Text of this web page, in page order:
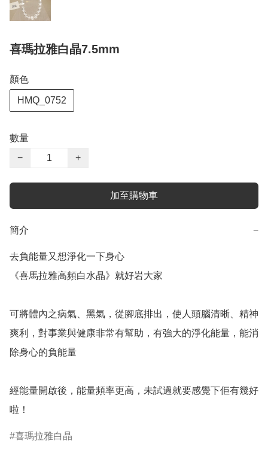
喜瑪拉雅白晶7.5mm
顏色
HMQ_0752
數量
−
+
加至購物車
簡介 −
去負能量又想淨化一下身心
《喜馬拉雅高頻白水晶》就好岩大家
可將體內之病氣、黑氣，從腳底排出，使人頭腦清晰、精神
爽利，對事業與健康非常有幫助，有強大的淨化能量，能消
除身心的負能量
經能量開啟後，能量頻率更高，未試過就要感覺下佢有幾好
喜瑪拉雅白晶